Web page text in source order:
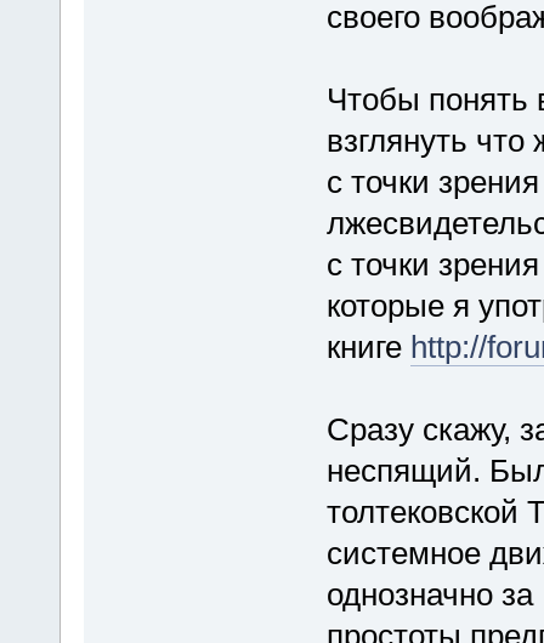
своего
Чтобы понять
взглянуть
с точки
с точки
которые я
книге http://
Сразу скажу,
неспящий.
толтековской
системное
однозначно
простоты